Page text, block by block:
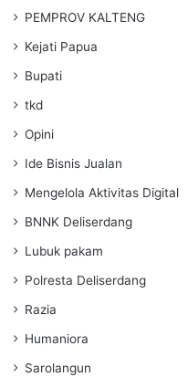
PEMPROV KALTENG
Kejati Papua
Bupati
tkd
Opini
Ide Bisnis Jualan
Mengelola Aktivitas Digital
BNNK Deliserdang
Lubuk pakam
Polresta Deliserdang
Razia
Humaniora
Sarolangun